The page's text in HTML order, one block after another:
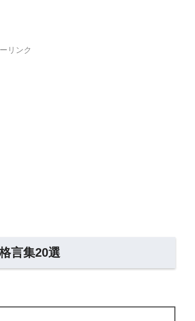
リンク
言集20選